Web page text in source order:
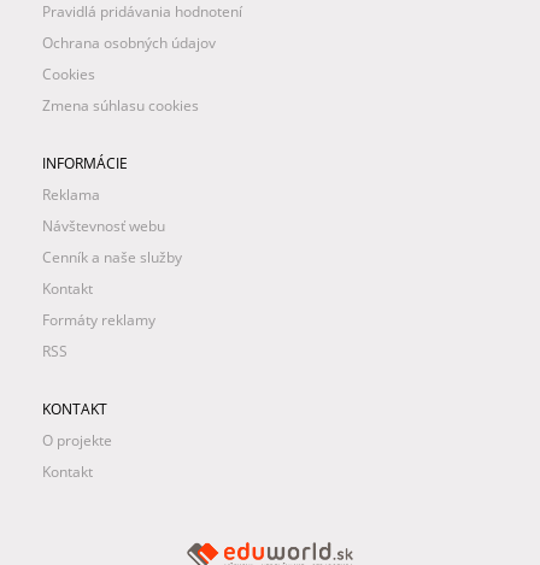
Pravidlá pridávania hodnotení
Ochrana osobných údajov
Cookies
Zmena súhlasu cookies
INFORMÁCIE
Reklama
Návštevnosť webu
Cenník a naše služby
Kontakt
Formáty reklamy
RSS
KONTAKT
O projekte
Kontakt